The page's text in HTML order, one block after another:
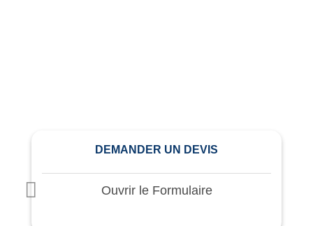
DEMANDER UN DEVIS
Ouvrir le Formulaire